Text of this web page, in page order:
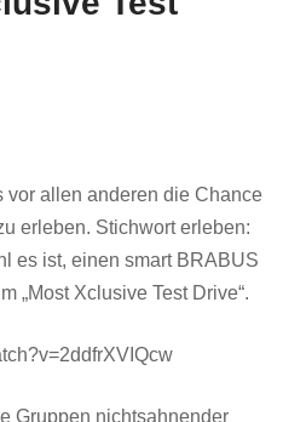
vor allen anderen die Chance
erleben. Stichwort erleben:
es ist, einen smart BRABUS
„Most Xclusive Test Drive“.
Gruppen nichtsahnender